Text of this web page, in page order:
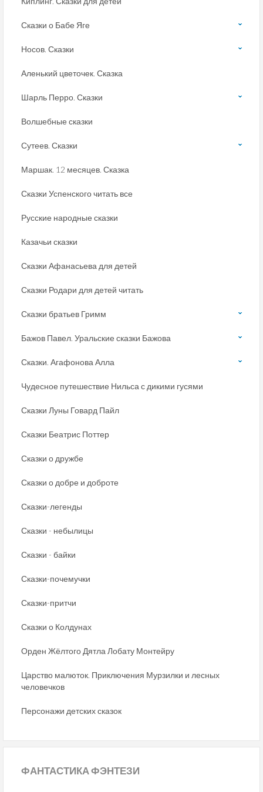
Сказки о Бабе Яге
Носов. Сказки
Аленький цветочек. Сказка
Шарль Перро. Сказки
Волшебные сказки
Сутеев. Сказки
Маршак. 12 месяцев. Сказка
Сказки Успенского читать все
Русские народные сказки
Казачьи сказки
Сказки Афанасьева для детей
Сказки Родари для детей читать
Сказки братьев Гримм
Бажов Павел. Уральские сказки Бажова
Сказки. Агафонова Алла
Чудесное путешествие Нильса с дикими гусями
Сказки Луны Говард Пайл
Сказки Беатрис Поттер
Сказки о дружбе
Сказки о добре и доброте
Сказки-легенды
Сказки - небылицы
Сказки - байки
Сказки-почемучки
Сказки-притчи
Сказки о Колдунах
Орден Жёлтого Дятла Лобату Монтейру
Царство малюток. Приключения Мурзилки и лесных
человечков
Персонажи детских сказок
ФАНТАСТИКАФЭНТЕЗИ